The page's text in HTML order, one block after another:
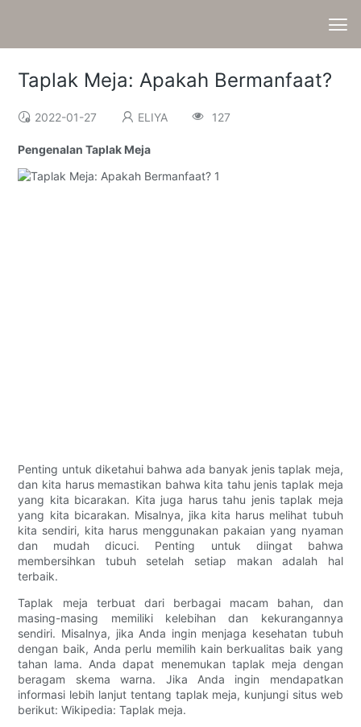
Taplak Meja: Apakah Bermanfaat?
2022-01-27 ELIYA 127
Pengenalan Taplak Meja
Penting untuk diketahui bahwa ada banyak jenis taplak meja,
dan kita harus memastikan bahwa kita tahu jenis taplak meja
yang kita bicarakan. Kita juga harus tahu jenis taplak meja
yang kita bicarakan. Misalnya, jika kita harus melihat tubuh
kita sendiri, kita harus menggunakan pakaian yang nyaman
dan mudah dicuci. Penting untuk diingat bahwa
membersihkan tubuh setelah setiap makan adalah hal
terbaik.
Taplak meja terbuat dari berbagai macam bahan, dan
masing-masing memiliki kelebihan dan kekurangannya
sendiri. Misalnya, jika Anda ingin menjaga kesehatan tubuh
dengan baik, Anda perlu memilih kain berkualitas baik yang
tahan lama. Anda dapat menemukan taplak meja dengan
beragam skema warna. Jika Anda ingin mendapatkan
informasi lebih lanjut tentang taplak meja, kunjungi situs web
berikut: Wikipedia: Taplak meja.